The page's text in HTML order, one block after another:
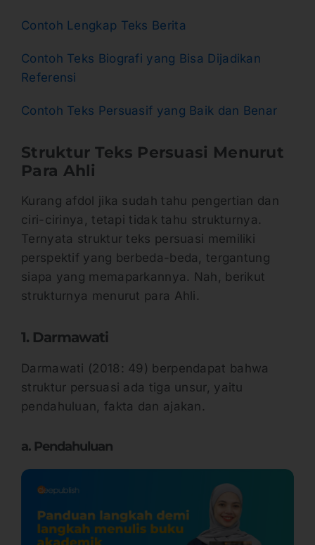
Contoh Lengkap Teks Berita
Contoh Teks Biografi yang Bisa Dijadikan
Referensi
Contoh Teks Persuasif yang Baik dan Benar
Struktur Teks Persuasi Menurut
Para Ahli
Kurang afdol jika sudah tahu pengertian dan
ciri-cirinya, tetapi tidak tahu strukturnya.
Ternyata struktur teks persuasi memiliki
perspektif yang berbeda-beda, tergantung
siapa yang memaparkannya. Nah, berikut
strukturnya menurut para Ahli.
1. Darmawati
Darmawati (2018: 49) berpendapat bahwa
struktur persuasi ada tiga unsur, yaitu
pendahuluan, fakta dan ajakan.
a. Pendahuluan